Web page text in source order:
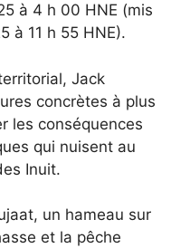
à 4 h 00 HNE (mis
à 11 h 55 HNE).
Jack
concrètes à plus
les conséquences
qui nuisent au
Inuit.
un hameau sur
et la pêche